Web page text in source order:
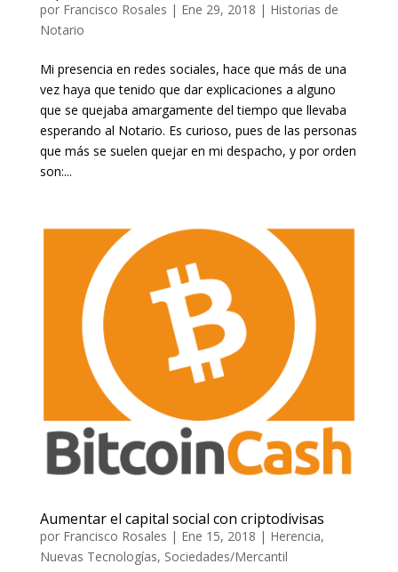
por Francisco Rosales | Ene 29, 2018 | Historias de
Notario
Mi presencia en redes sociales, hace que más de una
vez haya que tenido que dar explicaciones a alguno
que se quejaba amargamente del tiempo que llevaba
esperando al Notario. Es curioso, pues de las personas
que más se suelen quejar en mi despacho, y por orden
son:...
Aumentar el capital social con criptodivisas
por Francisco Rosales | Ene 15, 2018 | Herencia,
Nuevas Tecnologías, Sociedades/Mercantil